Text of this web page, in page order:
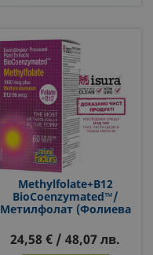
Methylfolate+B12
BioCoenzymated™/
Метилфолат (Фолиева
В12 Х 60 Сублингвални
Таблетки
24,58 € / 48,07 лв.